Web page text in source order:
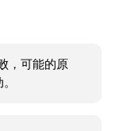
，可能的原